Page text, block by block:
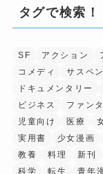
タグで検索！
SF アクション
コメディ
サスペ
ドキュメンタリー
ビジネス
ファン
児童向け
医療
実用書
少女漫画
教養
料理 新刊
科学
転生 青年